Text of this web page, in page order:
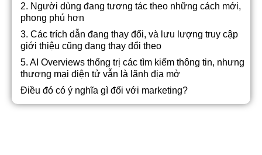
2. Người dùng đang tương tác theo những cách mới,
phong phú hơn
3. Các trích dẫn đang thay đổi, và lưu lượng truy cập
giới thiệu cũng đang thay đổi theo
5. AI Overviews thống trị các tìm kiếm thông tin, nhưng
thương mại điện tử vẫn là lãnh địa mở
Điều đó có ý nghĩa gì đối với marketing?